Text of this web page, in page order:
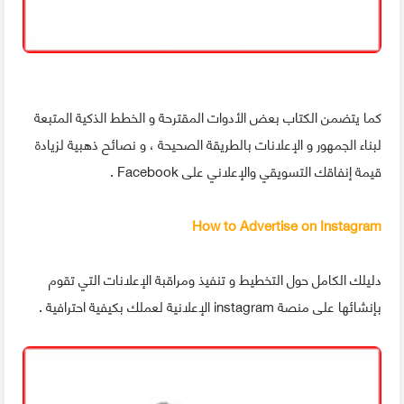
كما يتضمن الكتاب بعض الأدوات المقترحة و الخطط الذكية المتبعة
لبناء الجمهور و الإعلانات بالطريقة الصحيحة ، و نصائح ذهبية لزيادة
قيمة إنفاقك التسويقي والإعلاني على Facebook .
How to Advertise on Instagram
دليلك الكامل حول التخطيط و تنفيذ ومراقبة الإعلانات التي تقوم
بإنشائها على منصة instagram الإعلانية لعملك بكيفية احترافية .